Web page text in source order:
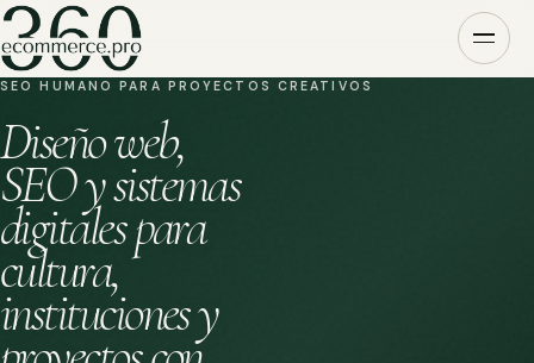
SEO HUMANO PARA PROYECTOS CREATIVOS
Diseño web,
SEO y sistemas
digitales para
cultura,
instituciones y